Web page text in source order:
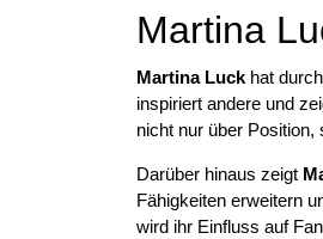
Martina
Martina Luck hat
inspiriert andere und
nicht nur über Position,
Darüber hinaus zeigt
Fähigkeiten erweitern
wird ihr Einfluss auf